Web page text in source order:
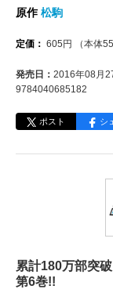
原作松駒
定価： 605 円 （本体
発売日： 2016年08月
9784040685182
ポスト シ
累計180万部突
第6巻!!